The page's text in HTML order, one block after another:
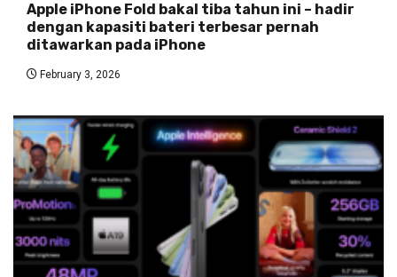
Apple iPhone Fold bakal tiba tahun ini – hadir
dengan kapasiti bateri terbesar pernah
ditawarkan pada iPhone
February 3, 2026